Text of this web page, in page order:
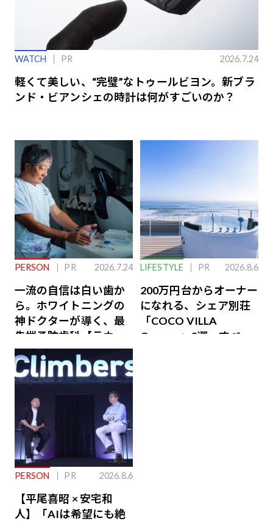
WATCH PR 2026.7.24
軽くて美しい、“完璧”なトゥールビヨン。新ブラ
ンド・ビアンシェの時計は何がすごいのか？
PERSON PR 2026.7.24
一流の自信は白い歯か
ら。ホワイトニングの
神ドクターが導く、最
先端予防歯科【ラウン
ジ会員特典あり】
LIFESTYLE PR 2026.8.6
200万円台からオーナー
になれる、シェア別荘
「COCO VILLA
Owners」3選。すべて
PERSON PR 2026.8.6
【平尾喜昭 × 安宅和
人】「AIは希望にも絶